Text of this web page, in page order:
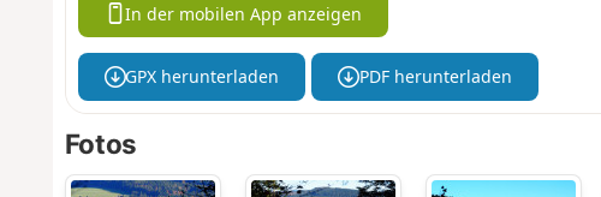
In der mobilen App anzeigen
GPX herunterladen PDF herunterladen
Fotos